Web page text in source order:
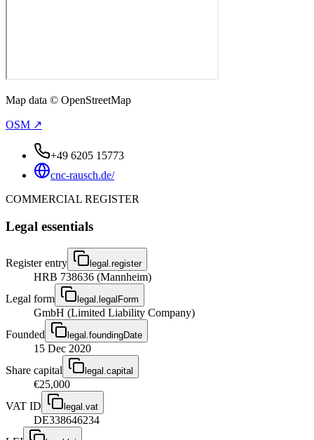
Map data © OpenStreetMap
OSM ↗
+49 6205 15773
cnc-rausch.de/
COMMERCIAL REGISTER
Legal essentials
Register entry legal.register
HRB 738636 (Mannheim)
Legal form
legal.legalForm
GmbH (Limited Liability Company)
Founded
legal.foundingDate
15 Dec 2020
Share capital
legal.capital
€25,000
VAT ID
legal.vat
DE338646234